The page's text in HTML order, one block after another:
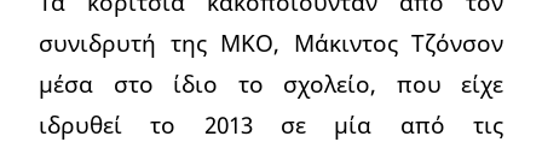
συνιδρυτή της ΜΚΟ, Μάκιντος Τζόνσον
μέσα στο ίδιο το σχολείο, που είχε
ιδρυθεί το 2013 σε μία από τις